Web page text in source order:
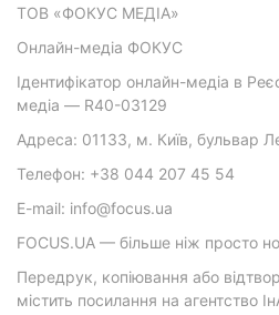
ТОВ «ФОКУС МЕДІА»
Онлайн-медіа ФОКУС
Ідентифікатор онлайн-медіа в
медіа — R40-03129
Адреса: 01133, м. Київ, бульвар
Телефон: +38 044 207 45 54
E-mail: info@focus.ua
FOCUS.UA — більше ніж просто
Передрук, копіювання або
містить посилання на агентство